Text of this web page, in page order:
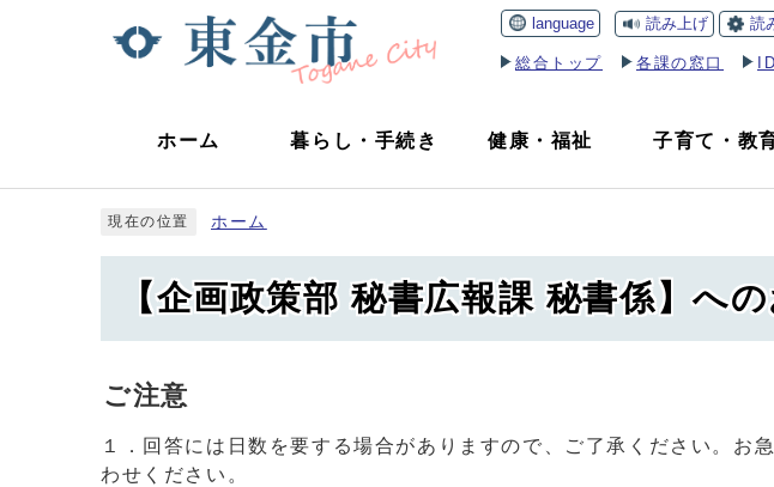
language 読み上げ 読
総合トップ 各課の窓口
ホーム 暮らし ・ 手続き 健康 ・福祉 子育て ・ 教
現在の位置 ホーム
【企画政策部 秘書広報課 秘書係】へ
ご注意
１．回答には日数を要する場合がありますので、ご了承ください。
わせください。